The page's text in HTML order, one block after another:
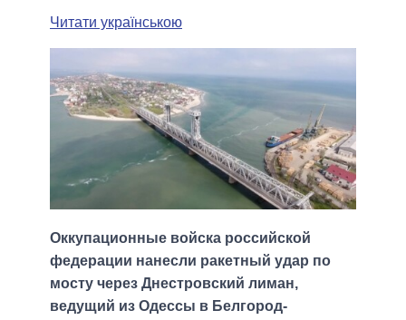
Читати українською
Оккупационные войска российской
федерации нанесли ракетный удар по
мосту через Днестровский лиман,
ведущий из Одессы в Белгород-